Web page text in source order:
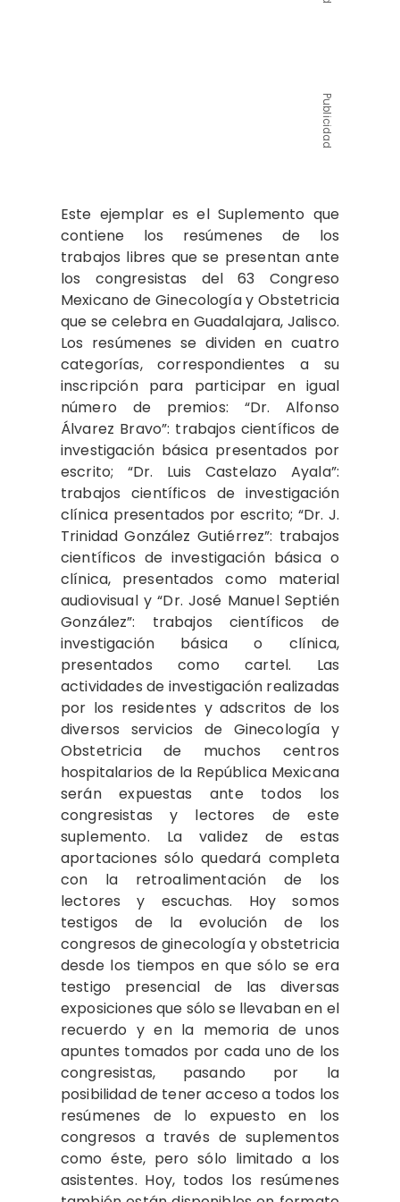
Publicidad
Este ejemplar es el Suplemento que
contiene los resúmenes de los
trabajos libres que se presentan ante
los congresistas del 63 Congreso
Mexicano de Ginecología y Obstetricia
que se celebra en Guadalajara, Jalisco.
Los resúmenes se dividen en cuatro
categorías, correspondientes a su
inscripción para participar en igual
número de premios: “Dr. Alfonso
Álvarez Bravo”: trabajos científicos de
investigación básica presentados por
escrito; “Dr. Luis Castelazo Ayala”:
trabajos científicos de investigación
clínica presentados por escrito; “Dr. J.
Trinidad González Gutiérrez”: trabajos
científicos de investigación básica o
clínica, presentados como material
audiovisual y “Dr. José Manuel Septién
González”: trabajos científicos de
investigación básica o clínica,
presentados como cartel. Las
actividades de investigación realizadas
por los residentes y adscritos de los
diversos servicios de Ginecología y
Obstetricia de muchos centros
hospitalarios de la República Mexicana
serán expuestas ante todos los
congresistas y lectores de este
suplemento. La validez de estas
aportaciones sólo quedará completa
con la retroalimentación de los
lectores y escuchas. Hoy somos
testigos de la evolución de los
congresos de ginecología y obstetricia
desde los tiempos en que sólo se era
testigo presencial de las diversas
exposiciones que sólo se llevaban en el
recuerdo y en la memoria de unos
apuntes tomados por cada uno de los
congresistas, pasando por la
posibilidad de tener acceso a todos los
resúmenes de lo expuesto en los
congresos a través de suplementos
como éste, pero sólo limitado a los
asistentes. Hoy, todos los resúmenes